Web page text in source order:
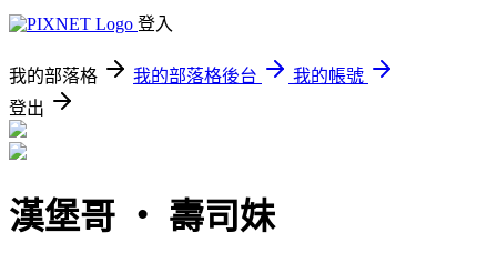
登入
我的部落格 我的部落格後台
我的帳號
登出
漢堡哥 ‧ 壽司妹